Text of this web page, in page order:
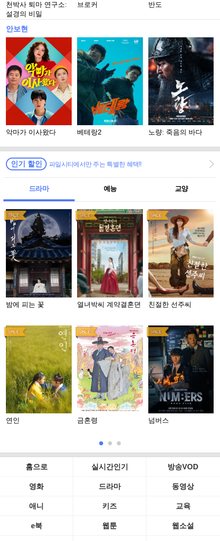
천박사 퇴마 연구소:
설경의 비밀
브로커 반도
안보현
악마가 이사왔다 베테랑2 노량: 죽음의 바다
인기 할인 파일시티에서만 주는 특별한 혜택!!
드라마 예능 교양
밤에 피는 꽃 열녀박씨 계약결혼뎐 친절한 선주씨
연인 금혼령 넘버스
홈으로 실시간인기 방송VOD
영화 드라마 동영상
애니 키즈 교육
e북 웹툰 웹소설